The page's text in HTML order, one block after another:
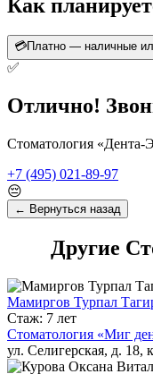
Как
💳Платно — наличные
✅
Отлично!
Стоматология «Дента-
+7 (495) 021-89-97
😔
← Вернуться назад
Другие
Мамиргов Турпал
Стаж: 7 лет
Стоматология «Миг
ул. Селигерская, д. 18,